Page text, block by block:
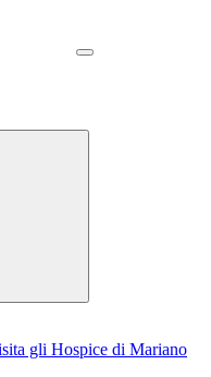
gli Hospice di Mariano